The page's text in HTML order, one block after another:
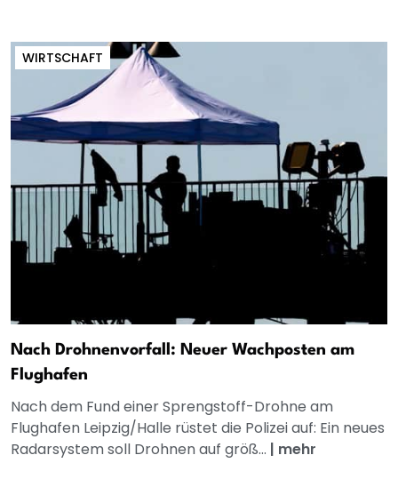
WIRTSCHAFT
Nach Drohnenvorfall: Neuer Wachposten am
Flughafen
Nach dem Fund einer Sprengstoff-Drohne am
Flughafen Leipzig/Halle rüstet die Polizei auf: Ein neues
Radarsystem soll Drohnen auf größ... | mehr